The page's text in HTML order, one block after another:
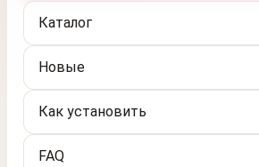
Каталог
Новые
Как установить
FAQ